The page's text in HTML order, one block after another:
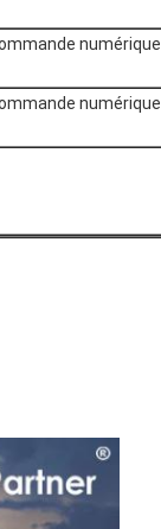
numérique
numérique